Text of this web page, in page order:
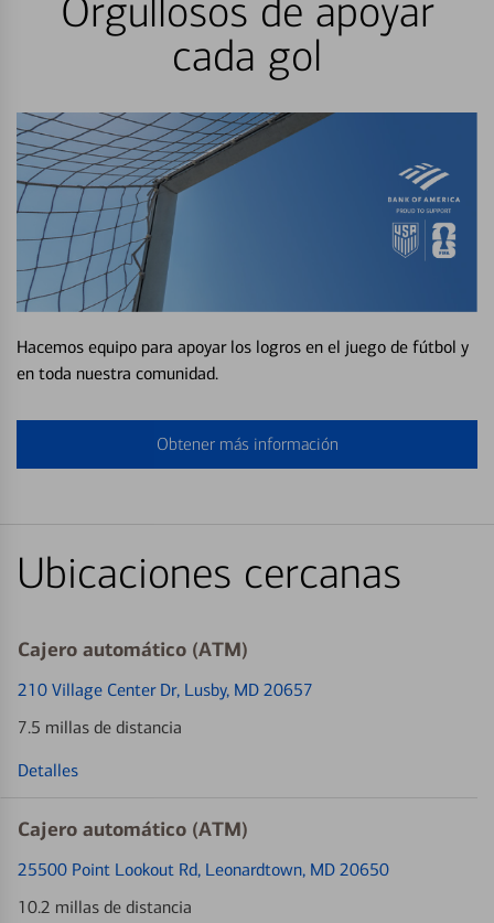
Orgullosos de apoyar
cada gol
Hacemos equipo para apoyar los logros en el juego de fútbol y
en toda nuestra comunidad.
Obtener más información
Ubicaciones cercanas
Cajero automático (ATM)
210 Village Center Dr, Lusby, MD 20657
7.5 millas de distancia
Detalles
Cajero automático (ATM)
25500 Point Lookout Rd, Leonardtown, MD 20650
10.2 millas de distancia